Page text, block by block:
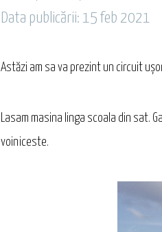
Data publicării: 15 feb 2021
Astăzi am sa va prezint un circuit
Lasam masina linga scoala din sat.
voiniceste.